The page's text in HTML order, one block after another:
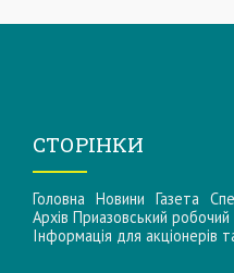
СТОРІНКИ
Головна Новини Газета
Архів Приазовський робочий
Інформацiя для акцiонерiв